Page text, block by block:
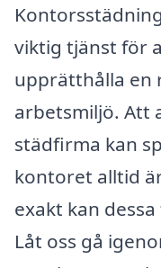
viktig tjänst för
upprätthålla en
arbetsmiljö. Att
städfirma kan
kontoret alltid
exakt kan
Låt oss gå